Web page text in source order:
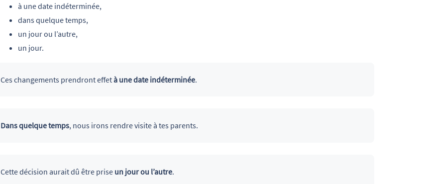
à une date indéterminée,
dans quelque temps,
un jour ou l’autre,
un jour.
Ces changements prendront effetà une date indéterminée.
Dans quelque temps, nous irons rendre visite à tes parents.
Cette décision aurait dû être prise un jour ou l’autre.